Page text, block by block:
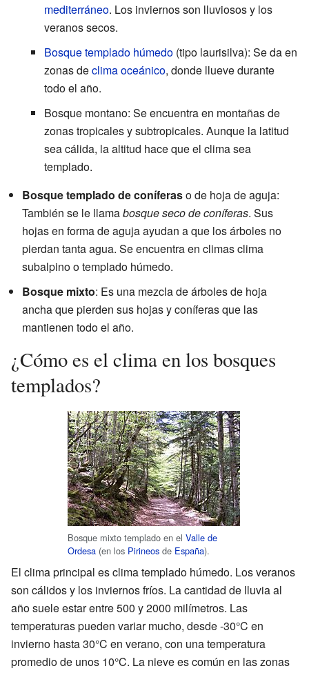
mediterráneo. Los inviernos son lluviosos y los
veranos secos.
Bosque templado húmedo (tipo laurisilva): Se da en
zonas declima oceánico, donde llueve durante
todo el año.
Bosque montano: Se encuentra en montañas de
zonas tropicales y subtropicales. Aunque la latitud
sea cálida, la altitud hace que el clima sea
templado.
Bosque templado de coníferaso de hoja de aguja:
También se le llamabosque seco de coníferas. Sus
hojas en forma de aguja ayudan a que los árboles no
pierdan tanta agua. Se encuentra en climas clima
subalpino o templado húmedo.
Bosque mixto: Es una mezcla de árboles de hoja
ancha que pierden sus hojas y coníferas que las
mantienen todo el año.
¿Cómo es el clima en los bosques
templados?
Bosque mixto templado en el Valle de
Ordesa (en los Pirineos de España).
El clima principal es clima templado húmedo. Los veranos
son cálidos y los inviernos fríos. La cantidad de lluvia al
año suele estar entre 500 y 2000 milímetros. Las
temperaturas pueden variar mucho, desde -30°C en
invierno hasta 30°C en verano, con una temperatura
promedio de unos 10°C. La nieve es común en las zonas